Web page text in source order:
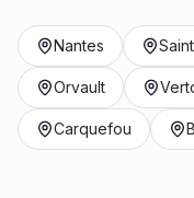
Nantes
Orvault
Carquefou